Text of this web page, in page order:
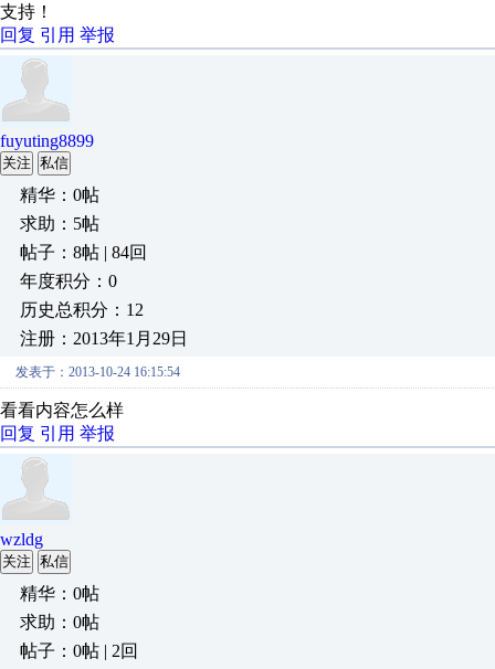
支持！
回复 引用 举报
fuyuting8899
关注 私信
精华：0帖
求助：5帖
帖子：8帖 | 84回
年度积分：0
历史总积分：12
注册：2013年1月29日
发表于：2013-10-24 16:15:54
看看内容怎么样
回复 引用 举报
wzldg
关注 私信
精华：0帖
求助：0帖
帖子：0帖 | 2回